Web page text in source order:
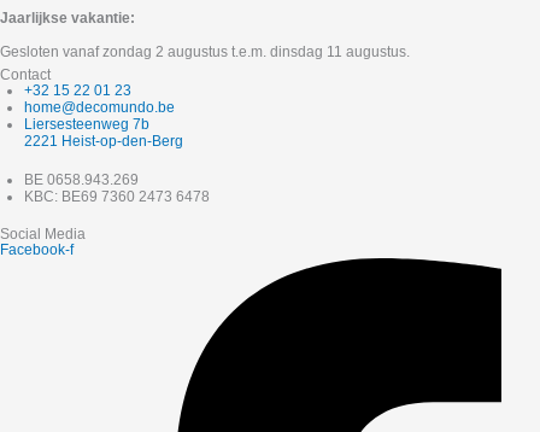
Jaarlijkse vakantie:
Gesloten vanaf zondag 2 augustus t.e.m. dinsdag 11 augustus.
Contact
+32 15 22 01 23
home@decomundo.be
Liersesteenweg 7b
2221 Heist-op-den-Berg
BE 0658.943.269
KBC: BE69 7360 2473 6478
Social Media
Facebook-f